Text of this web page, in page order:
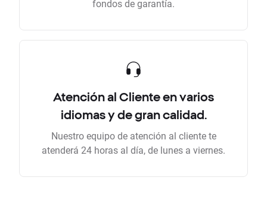
fondos de garantía.
Atención al Cliente en varios
idiomas y de gran calidad.
Nuestro equipo de atención al cliente te
atenderá 24 horas al día, de lunes a viernes.